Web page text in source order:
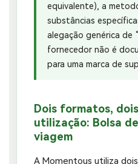
equivalente), a
substâncias
alegação genérica de
fornecedor não é
para uma marca de
Dois formatos,
utilização: Bolsa
viagem
A Momentous utiliza